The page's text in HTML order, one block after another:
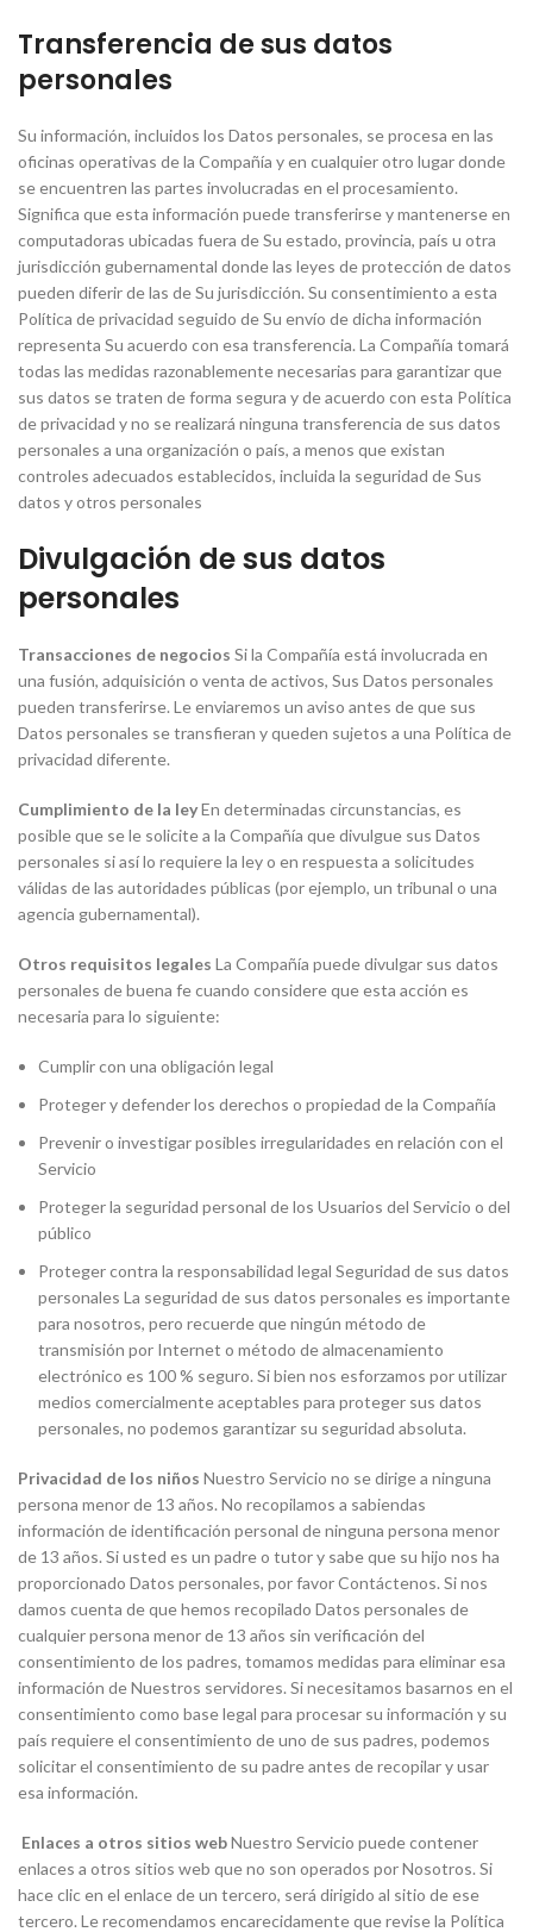
Transferencia de sus datos
personales
Su información, incluidos los Datos personales, se procesa en las
oficinas operativas de la Compañía y en cualquier otro lugar donde
se encuentren las partes involucradas en el procesamiento.
Significa que esta información puede transferirse y mantenerse en
computadoras ubicadas fuera de Su estado, provincia, país u otra
jurisdicción gubernamental donde las leyes de protección de datos
pueden diferir de las de Su jurisdicción. Su consentimiento a esta
Política de privacidad seguido de Su envío de dicha información
representa Su acuerdo con esa transferencia. La Compañía tomará
todas las medidas razonablemente necesarias para garantizar que
sus datos se traten de forma segura y de acuerdo con esta Política
de privacidad y no se realizará ninguna transferencia de sus datos
personales a una organización o país, a menos que existan
controles adecuados establecidos, incluida la seguridad de Sus
datos y otros personales
Divulgación de sus datos
personales
Transacciones de negocios Si la Compañía está involucrada en
una fusión, adquisición o venta de activos, Sus Datos personales
pueden transferirse. Le enviaremos un aviso antes de que sus
Datos personales se transfieran y queden sujetos a una Política de
privacidad diferente.
Cumplimiento de la leyEn determinadas circunstancias, es
posible que se le solicite a la Compañía que divulgue sus Datos
personales si así lo requiere la ley o en respuesta a solicitudes
válidas de las autoridades públicas (por ejemplo, un tribunal o una
agencia gubernamental).
Otros requisitos legales La Compañía puede divulgar sus datos
personales de buena fe cuando considere que esta acción es
necesaria para lo siguiente:
Cumplir con una obligación legal
Proteger y defender los derechos o propiedad de la Compañía
Prevenir o investigar posibles irregularidades en relación con el
Servicio
Proteger la seguridad personal de los Usuarios del Servicio o del
público
Proteger contra la responsabilidad legal Seguridad de sus datos
personales La seguridad de sus datos personales es importante
para nosotros, pero recuerde que ningún método de
transmisión por Internet o método de almacenamiento
electrónico es 100 % seguro. Si bien nos esforzamos por utilizar
medios comercialmente aceptables para proteger sus datos
personales, no podemos garantizar su seguridad absoluta.
Privacidad de los niños Nuestro Servicio no se dirige a ninguna
persona menor de 13 años. No recopilamos a sabiendas
información de identificación personal de ninguna persona menor
de 13 años. Si usted es un padre o tutor y sabe que su hijo nos ha
proporcionado Datos personales, por favor Contáctenos. Si nos
damos cuenta de que hemos recopilado Datos personales de
cualquier persona menor de 13 años sin verificación del
consentimiento de los padres, tomamos medidas para eliminar esa
información de Nuestros servidores. Si necesitamos basarnos en el
consentimiento como base legal para procesar su información y su
país requiere el consentimiento de uno de sus padres, podemos
solicitar el consentimiento de su padre antes de recopilar y usar
esa información.
Enlaces a otros sitios webNuestro Servicio puede contener
enlaces a otros sitios web que no son operados por Nosotros. Si
hace clic en el enlace de un tercero, será dirigido al sitio de ese
tercero. Le recomendamos encarecidamente que revise la Política